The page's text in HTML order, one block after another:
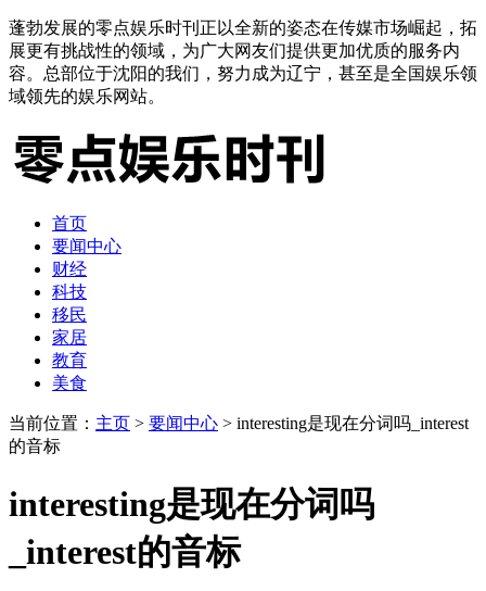
蓬勃发展的零点娱乐时刊正以全新的姿态在传媒市场崛起，拓
展更有挑战性的领域，为广大网友们提供更加优质的服务内
容。总部位于沈阳的我们，努力成为辽宁，甚至是全国娱乐领
域领先的娱乐网站。
首页
要闻中心
财经
科技
移民
家居
教育
美食
当前位置： 主页 > 要闻中心 > interesting是现在分词吗_interest
的音标
interesting是现在分词吗
_interest的音标